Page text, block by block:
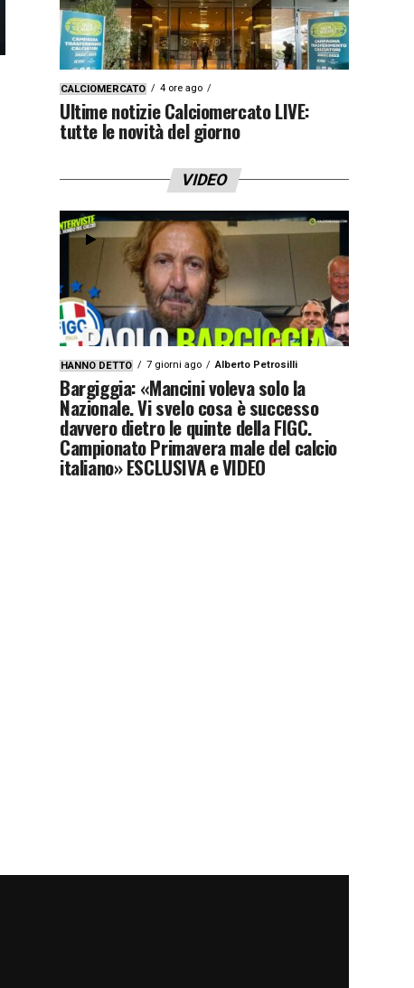
CALCIOMERCATO 4 ore ago
Ultime notizie Calciomercato LIVE:
tutte le novità del giorno
VIDEO
HANNO DETTO 7 giorni ago Alberto Petrosilli
Bargiggia: «Mancini voleva solo la
Nazionale. Vi svelo cosa è successo
davvero dietro le quinte della FIGC.
Campionato Primavera male del calcio
italiano» ESCLUSIVA e VIDEO